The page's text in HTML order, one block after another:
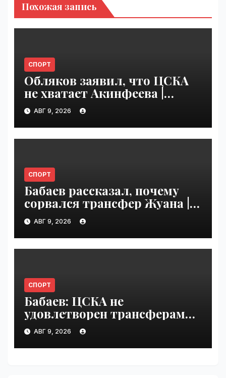
Похожая запись
СПОРТ
Обляков заявил, что ЦСКА
не хватает Акинфеева |
VseTime.ru
АВГ 9, 2026
СПОРТ
Бабаев рассказал, почему
сорвался трансфер Жуана |
VseTime.ru
АВГ 9, 2026
СПОРТ
Бабаев: ЦСКА не
удовлетворен трансферами |
VseTime.ru
АВГ 9, 2026